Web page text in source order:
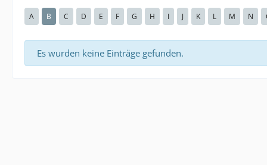
A B C D E F G H I J K L M N
Es wurden keine Einträge gefunden.